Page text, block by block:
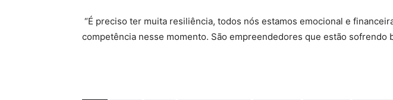
“É preciso ter muita resiliência, todos nós estamos emocional e
competência nesse momento. São empreendedores que estão sofrendo